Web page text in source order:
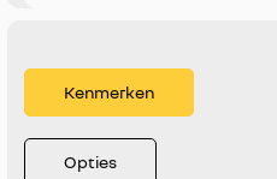
Kenmerken
Opties